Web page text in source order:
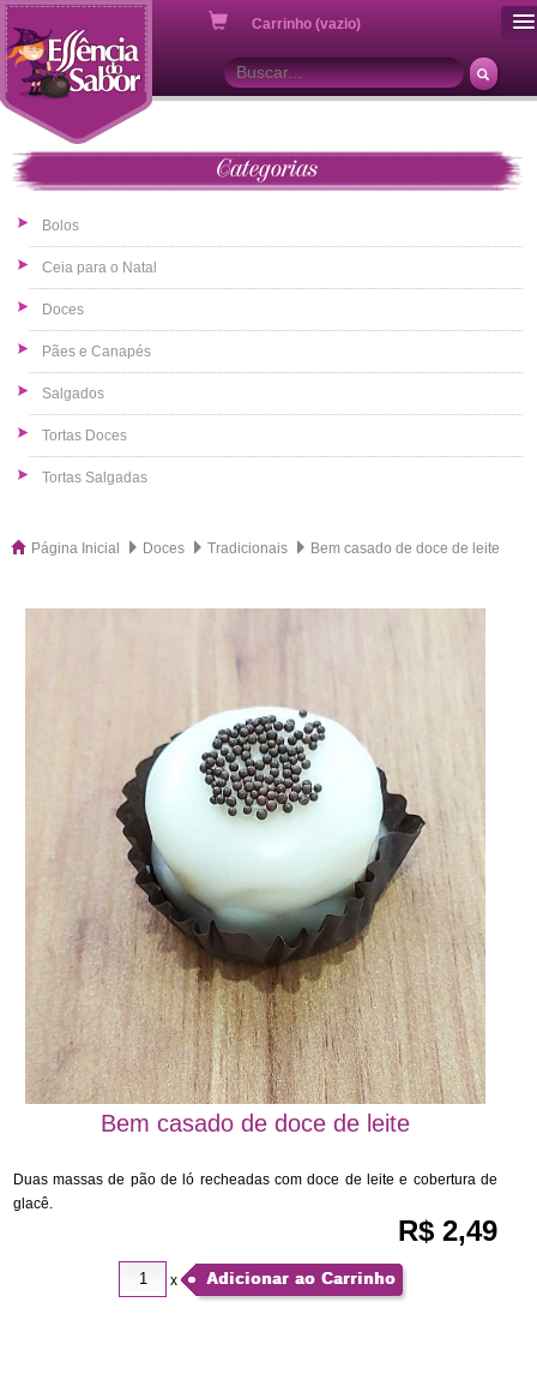
Carrinho (vazio)
Categorias
Bolos
Ceia para o Natal
Doces
Pães e Canapés
Salgados
Tortas Doces
Tortas Salgadas
Página Inicial Doces Tradicionais Bem casado de doce de leite
Bem casado de doce de leite
Duas massas de pão de ló recheadas com doce de leite e cobertura de
glacê.
R$ 2,49
x Adicionar ao Carrinho